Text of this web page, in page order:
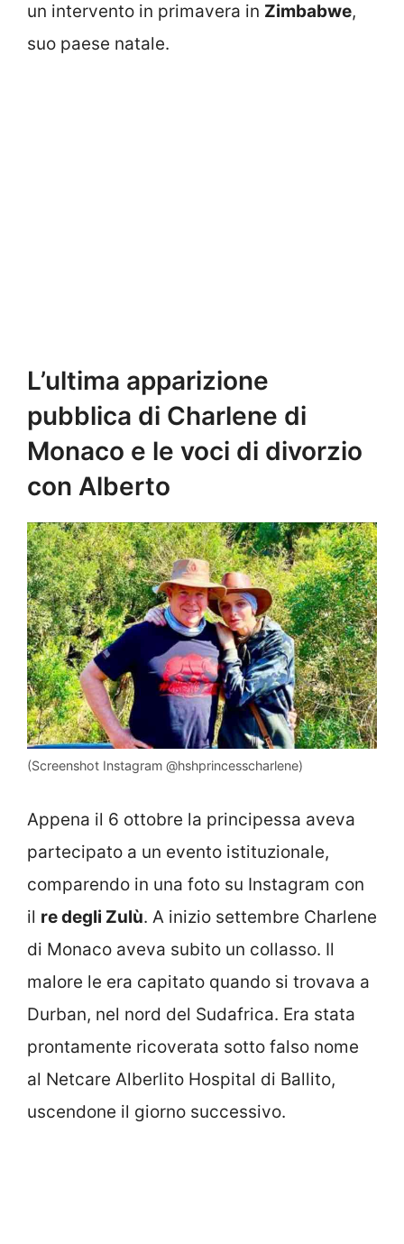
un intervento in primavera in Zimbabwe,
suo paese natale.
L’ultima apparizione
pubblica di Charlene di
Monaco e le voci di divorzio
con Alberto
(Screenshot Instagram @hshprincesscharlene)
Appena il 6 ottobre la principessa aveva
partecipato a un evento istituzionale,
comparendo in una foto su Instagram con
il re degli Zulù. A inizio settembre Charlene
di Monaco aveva subito un collasso. Il
malore le era capitato quando si trovava a
Durban, nel nord del Sudafrica. Era stata
prontamente ricoverata sotto falso nome
al Netcare Alberlito Hospital di Ballito,
uscendone il giorno successivo.